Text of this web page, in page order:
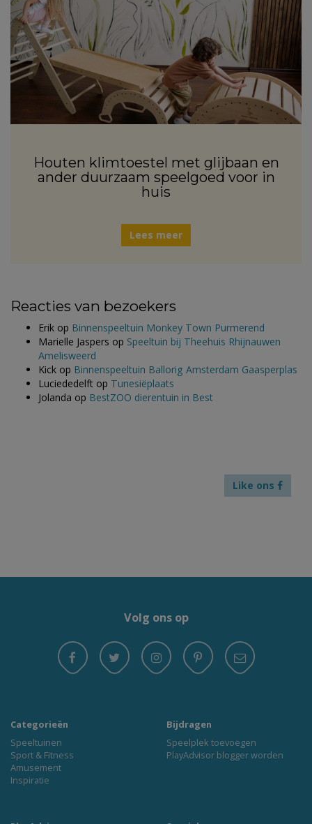
Houten klimtoestel met glijbaan en
ander duurzaam speelgoed voor in
huis
Lees meer
Reacties van bezoekers
Erik op Binnenspeeltuin Monkey Town Purmerend
Marielle Jaspers op Speeltuin bij Theehuis Rhijnauwen
Amelisweerd
Kick op Binnenspeeltuin Ballorig Amsterdam Gaasperplas
Luciededelft op Tunesiëplaats
Jolanda op BestZOO dierentuin in Best
Like ons
Volg ons op
Categorieën
Speeltuinen
Sport & Fitness
Amusement
Inspiratie
Bijdragen
Speelplek toevoegen
PlayAdvisor blogger worden